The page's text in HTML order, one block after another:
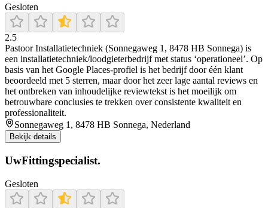
Gesloten
2.5
Pastoor Installatietechniek (Sonnegaweg 1, 8478 HB Sonnega) is
een installatietechniek/loodgieterbedrijf met status ‘operationeel’. Op
basis van het Google Places-profiel is het bedrijf door één klant
beoordeeld met 5 sterren, maar door het zeer lage aantal reviews en
het ontbreken van inhoudelijke reviewtekst is het moeilijk om
betrouwbare conclusies te trekken over consistente kwaliteit en
professionaliteit.
Sonnegaweg 1, 8478 HB Sonnega, Nederland
Bekijk details
UwFittingspecialist.
Gesloten